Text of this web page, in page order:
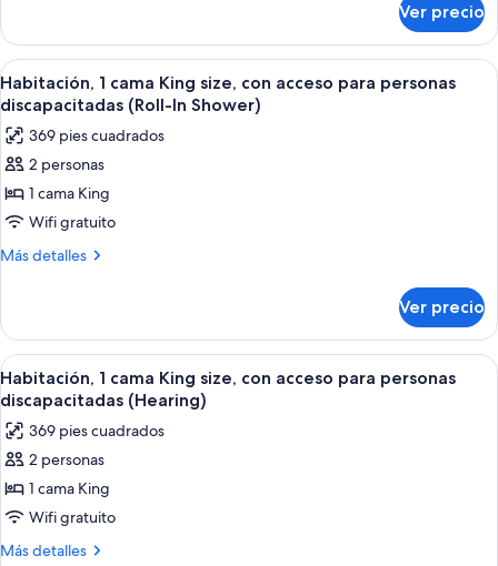
con
acceso
para
personas
discapacitadas,
tina
1
cama
King
size,
acceso
para
personas
discapacitadas,
tina
Ver precio
Abrir
todas
las
fotos
de
Habitación,
1
cama
con
acceso
para
personas
discapacitadas
(Roll-
In
Shower)
Habitación de hotel moderna con
4
Habitación, 1 cama King size, con acceso para personas
discapacitadas (Roll-In Shower)
369 pies cuadrados
2 personas
1 cama King
Wifi gratuito
Más detalles
Más
1
cama
King
size,
acceso
para
personas
discapacitadas
(Roll-
Shower)
Ver precio
Abrir
todas
las
fotos
de
Habitación,
1
cama
Habitación de hotel con dos camas,
5
Habitación, 1 cama King size, con acceso para personas
discapacitadas (Hearing)
369 pies cuadrados
2 personas
1 cama King
Wifi gratuito
Más detalles
Más